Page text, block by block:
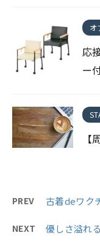
オ
応
ー
PREV 古着deワク
NEXT 優しさ溢れ